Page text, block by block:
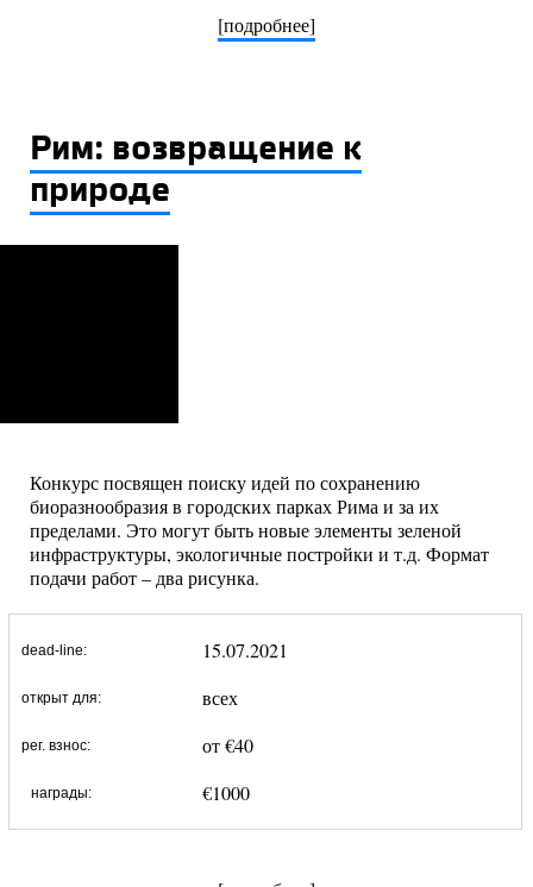
[подробнее]
Рим: возвращение к
природе
Конкурс посвящен поиску идей по сохранению
биоразнообразия в городских парках Рима и за их
пределами. Это могут быть новые элементы зеленой
инфраструктуры, экологичные постройки и т.д. Формат
подачи работ – два рисунка.
dead-line: 15.07.2021
открыт для: всех
рег. взнос: от €40
награды: €1000